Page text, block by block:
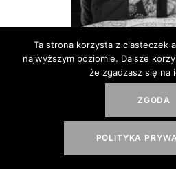
HANNA
Ta strona korzysta z ciasteczek
najwyższym poziomie. Dalsze
że zgadzasz się na
ZGODA
POLITYKA